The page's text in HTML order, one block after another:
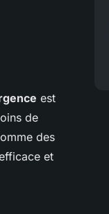
est
de
des
et